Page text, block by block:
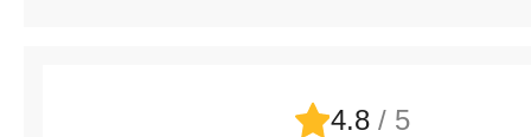
4.8 / 5